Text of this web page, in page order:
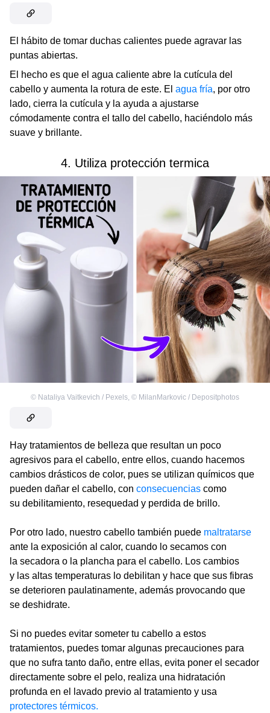
El hábito de tomar duchas calientes puede agravar las
puntas abiertas.
El hecho es que el agua caliente abre la cutícula del
cabello y aumenta la rotura de este. El agua fría, por otro
lado, cierra la cutícula y la ayuda a ajustarse
cómodamente contra el tallo del cabello, haciéndolo más
suave y brillante.
4. Utiliza protección termica
© Nataliya Vaitkevich / Pexels, © MilanMarkovic / Depositphotos
Hay tratamientos de belleza que resultan un poco
agresivos para el cabello, entre ellos, cuando hacemos
cambios drásticos de color, pues se utilizan químicos que
pueden dañar el cabello, con consecuencias como
su debilitamiento, resequedad y perdida de brillo.
Por otro lado, nuestro cabello también puede maltratarse
ante la exposición al calor, cuando lo secamos con
la secadora o la plancha para el cabello. Los cambios
y las altas temperaturas lo debilitan y hace que sus fibras
se deterioren paulatinamente, además provocando que
se deshidrate.
Si no puedes evitar someter tu cabello a estos
tratamientos, puedes tomar algunas precauciones para
que no sufra tanto daño, entre ellas, evita poner el secador
directamente sobre el pelo, realiza una hidratación
profunda en el lavado previo al tratamiento y usa
protectores térmicos.